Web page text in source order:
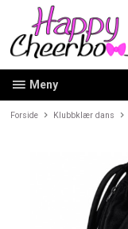
innholdet
Meny
Forside Klubbklær dans